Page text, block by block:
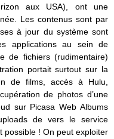
aux USA), ont une
Les contenus sont par
à jour du système sont
applications au sein de
de fichiers (rudimentaire)
portait surtout sur la
de films, accès à Hulu,
de photos d’une
sur Picasa Web Albums
de vers le service
possible ! On peut exploiter